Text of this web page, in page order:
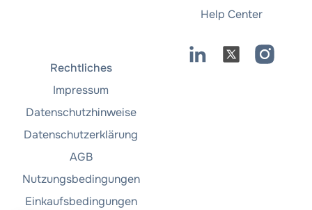
Help Center
Rechtliches
Impressum
Datenschutzhinweise
Datenschutzerklärung
AGB
Nutzungsbedingungen
Einkaufsbedingungen